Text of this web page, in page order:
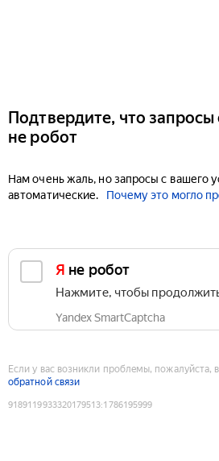
Подтвердите, что запросы
не робот
Нам очень жаль, но запросы с вашего
автоматические.
Почему это могло
Я не робот
Нажмите, чтобы
Yandex SmartCaptcha
Если у вас возникли проблемы, пожалуйста,
обратной связи
9189119933320179513:1786195999